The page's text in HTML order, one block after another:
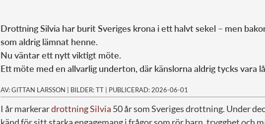
Drottning Silvia har burit Sveriges krona i ett halvt sekel – men
som aldrig lämnat henne.
Nu väntar ett nytt viktigt möte.
Ett möte med en allvarlig underton, där känslorna aldrig tycks vara
AV: GITTAN LARSSON | BILDER: TT | PUBLICERAD: 2026-06-01
I år markerardrottning Silvia 50 år som Sveriges drottning. Under
känd för sitt starka engagemang i frågor som rör barn, trygghet och